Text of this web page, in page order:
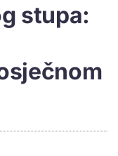
stupa: